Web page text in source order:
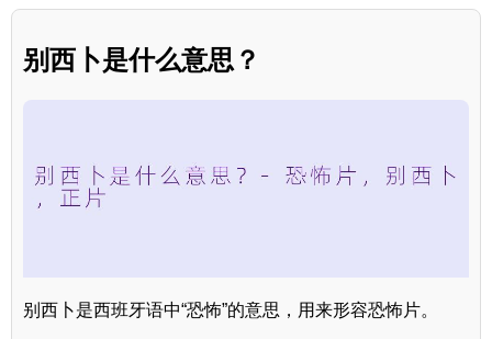
别西卜是什么意思？
别西卜是西班牙语中“恐怖”的意思，用来形容恐怖片。